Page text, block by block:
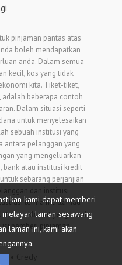
pinjaman pantas atas
boleh mendapatkan
anda. Dalam semua
kecil, kos yang tidak
kita. Tiket-tiket,
adalah beberapa contoh
Dalam situasi seperti
untuk menyelesaikan
sebuah institusi yang
antara pelanggan yang
yang mengeluarkan
bank atau institusi kredit
sebarang perjanjian
terma muktamad
maklumat yang betul
pemberi pinjaman.
• Credy
kami dapat memberi
laman sesawang
laman ini, kami akan